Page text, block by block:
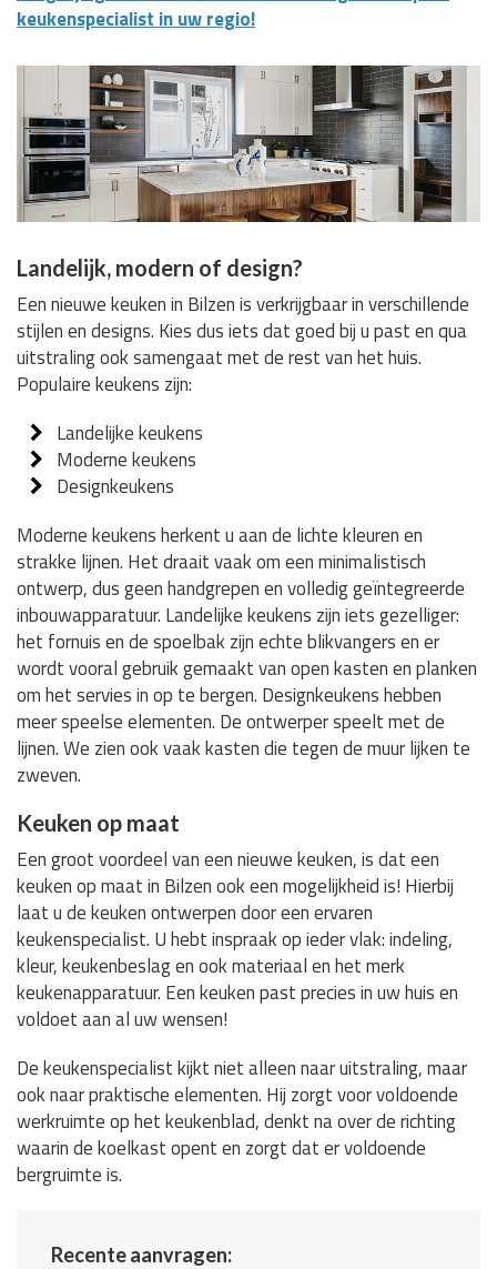
keukenspecialist in uw regio!
Landelijk, modern of design?
Een nieuwe keuken in Bilzen is verkrijgbaar in verschillende
stijlen en designs. Kies dus iets dat goed bij u past en qua
uitstraling ook samengaat met de rest van het huis.
Populaire keukens zijn:
Landelijke keukens
Moderne keukens
Designkeukens
Moderne keukens herkent u aan de lichte kleuren en
strakke lijnen. Het draait vaak om een minimalistisch
ontwerp, dus geen handgrepen en volledig geïntegreerde
inbouwapparatuur. Landelijke keukens zijn iets gezelliger:
het fornuis en de spoelbak zijn echte blikvangers en er
wordt vooral gebruik gemaakt van open kasten en planken
om het servies in op te bergen. Designkeukens hebben
meer speelse elementen. De ontwerper speelt met de
lijnen. We zien ook vaak kasten die tegen de muur lijken te
zweven.
Keuken op maat
Een groot voordeel van een nieuwe keuken, is dat een
keuken op maat in Bilzen ook een mogelijkheid is! Hierbij
laat u de keuken ontwerpen door een ervaren
keukenspecialist. U hebt inspraak op ieder vlak: indeling,
kleur, keukenbeslag en ook materiaal en het merk
keukenapparatuur. Een keuken past precies in uw huis en
voldoet aan al uw wensen!
De keukenspecialist kijkt niet alleen naar uitstraling, maar
ook naar praktische elementen. Hij zorgt voor voldoende
werkruimte op het keukenblad, denkt na over de richting
waarin de koelkast opent en zorgt dat er voldoende
bergruimte is.
Recente aanvragen: